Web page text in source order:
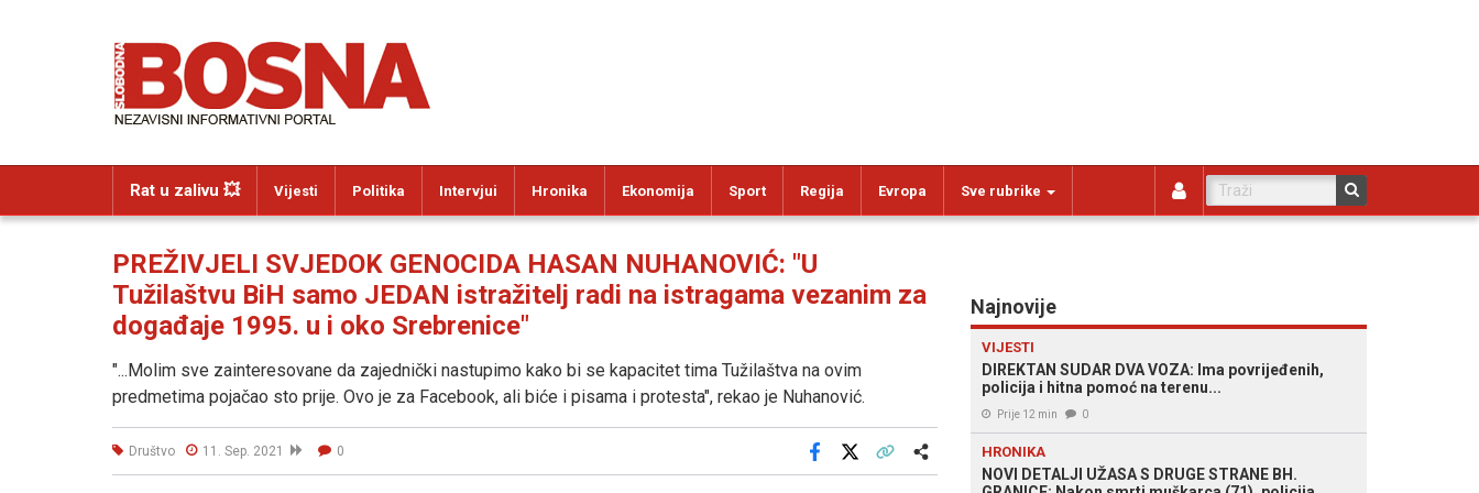
Rat u zalivu 💥 Vijesti Politika Intervjui Hronika Ekonomija Sport Regija Evropa Sve rubrike
PREŽIVJELI SVJEDOK GENOCIDA HASAN NUHANOVIĆ: "U
Tužilaštvu BiH samo JEDAN istražitelj radi na istragama vezanim za
događaje 1995. u i oko Srebrenice"
"...Molim sve zainteresovane da zajednički nastupimo kako bi se kapacitet tima Tužilaštva na ovim
predmetima pojačao sto prije. Ovo je za Facebook, ali biće i pisama i protesta", rekao je Nuhanović.
Društvo 11. Sep. 2021 0
Facebook
Najnovije
VIJESTI
DIREKTAN SUDAR DVA VOZA: Ima povrijeđenih,
policija i hitna pomoć na terenu...
Prije 12 min 0
HRONIKA
NOVI DETALJI UŽASA S DRUGE STRANE BH.